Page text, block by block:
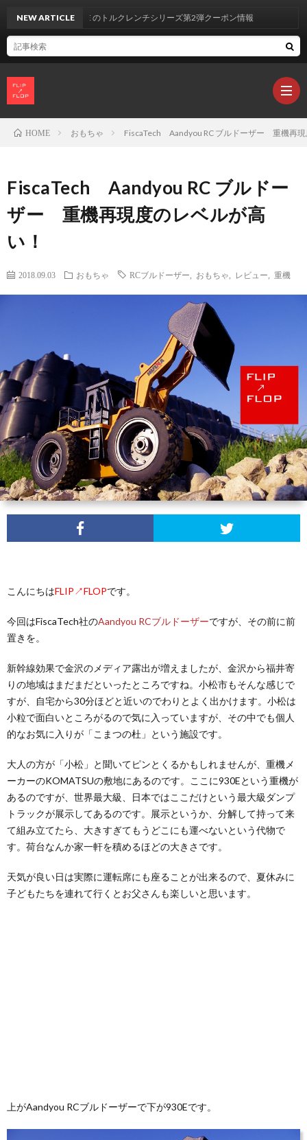
ビ
料
モ
ニ
シ
ー
ポ
リ
NEW ARTICLE
トルクレンチシリーズ第2弾クーポン情報
HOME おもちゃ FiscaTech Aandyou RC ブルドーザー 重機再現
FiscaTech Aandyou RC ブルドー
ザー 重機再現度のレベルが高
い！
2018.09.03 おもちゃ RCブルドーザー おもちゃ レビュー 重機
こんにちはFLIP↗FLOPです。
今回はFiscaTech社のAandyou RCブルドーザーですが、その前に前
置きを。
新幹線効果で金沢のメディア露出が増えましたが、金沢から福井寄
りの地域はまだまだといったところですね。小松市もそんな感じで
すが、自宅から30分ほどと近いのでわりとよく出かけます。小松は
小粒で面白いところがるので気に入っていますが、その中でも個人
的なお気に入りが「こまつの杜」という施設です。
大人の方が「小松」と聞いてピンとくるかもしれませんが、重機メ
ーカーのKOMATSUの敷地にあるのです。ここに930Eという重機が
あるのですが、世界最大級、日本ではここだけという最大級ダンプ
トラックが展示してあるのです。展示というか、分解して持って来
て組み立てたら、大きすぎてもうどこにも運べないという代物で
す。荷台なんか家一軒を積めるほどの大きさです。
天気が良い日は実際に運転席にも座ることが出来るので、夏休みに
子どもたちを連れて行くとお父さんも楽しいと思います。
上がAandyou RCブルドーザーで下が930Eです。